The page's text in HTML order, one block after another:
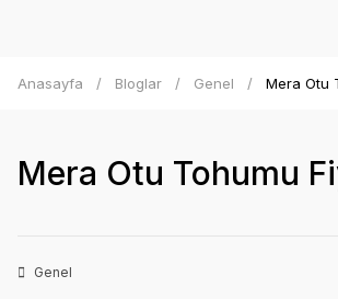
Anasayfa Bloglar Genel Mera Otu
Mera Otu Tohumu
Genel